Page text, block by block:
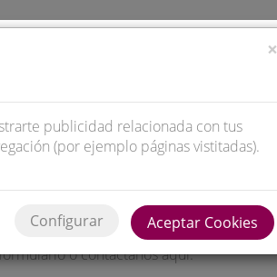
REDES Y MEDIOS
con nosotros
o contáctanos aquí:
×
publicidad relacionada con tus
(por ejemplo páginas vistitadas).
Configurar Aceptar Cookies